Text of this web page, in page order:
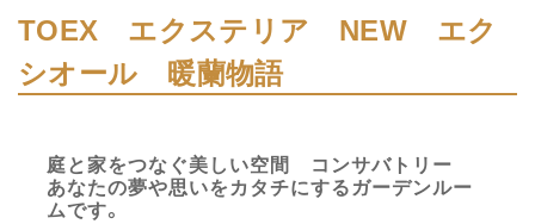
TOEX エクステリア NEW エク
シオール 暖蘭物語
庭と家をつなぐ美しい空間 コンサバトリー
あなたの夢や思いをカタチにするガーデンルー
ムです。